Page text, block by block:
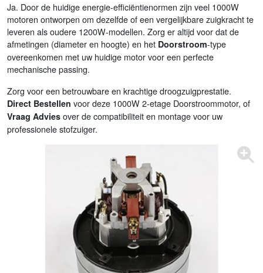
Ja. Door de huidige energie-efficiëntienormen zijn veel 1000W
motoren ontworpen om dezelfde of een vergelijkbare zuigkracht te
leveren als oudere 1200W-modellen. Zorg er altijd voor dat de
afmetingen (diameter en hoogte) en het Doorstroom-type
overeenkomen met uw huidige motor voor een perfecte
mechanische passing.
Zorg voor een betrouwbare en krachtige droogzuigprestatie.
Direct Bestellen voor deze 1000W 2-etage Doorstroommotor, of
Vraag Advies over de compatibiliteit en montage voor uw
professionele stofzuiger.